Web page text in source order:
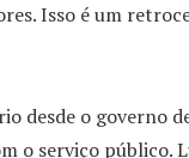
Isso é um
desde o governo
o serviço público.